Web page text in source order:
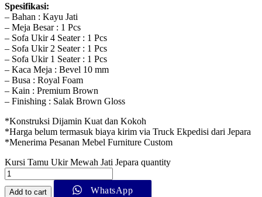
Spesifikasi:
– Bahan : Kayu Jati
– Meja Besar : 1 Pcs
– Sofa Ukir 4 Seater : 1 Pcs
– Sofa Ukir 2 Seater : 1 Pcs
– Sofa Ukir 1 Seater : 1 Pcs
– Kaca Meja : Bevel 10 mm
– Busa : Royal Foam
– Kain : Premium Brown
– Finishing : Salak Brown Gloss
*Konstruksi Dijamin Kuat dan Kokoh
*Harga belum termasuk biaya kirim via Truck Ekpedisi dari Jepara
*Menerima Pesanan Mebel Furniture Custom
Kursi Tamu Ukir Mewah Jati Jepara quantity
Add to cart
WhatsApp